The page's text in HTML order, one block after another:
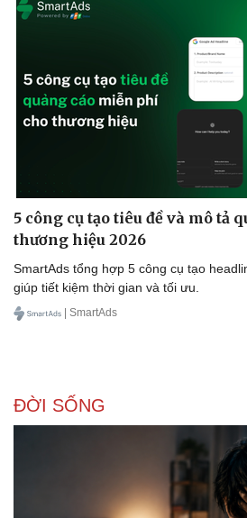
5 công cụ tạo tiêu đề và mô tả
thương hiệu 2026
SmartAds tổng hợp 5 công cụ tạo
giúp tiết kiệm thời gian và tối ưu.
| SmartAds
ĐỜI SỐNG